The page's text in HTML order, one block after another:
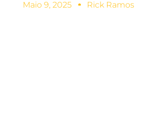
Maio 9, 2025 Rick Ramos